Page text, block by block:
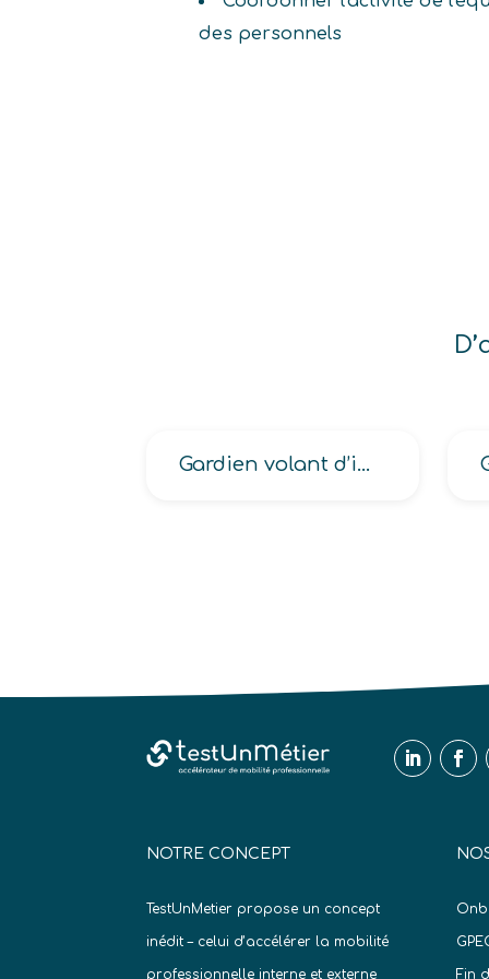
des personnels
Gardien volant d’immeuble
NOTRE CONCEPT
TestUnMetier propose un concept
inédit – celui d’accélérer la mobilité
professionnelle interne et externe Fin